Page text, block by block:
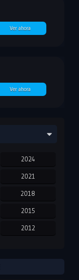
Ver ahora
Ver ahora
2024
2021
2018
2015
2012